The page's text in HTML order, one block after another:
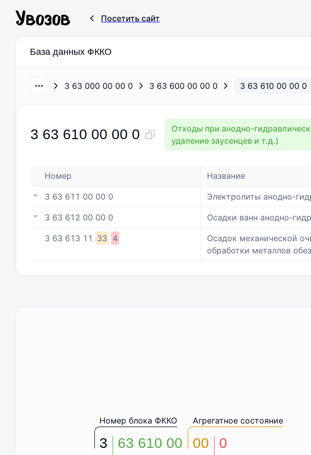
Посетить сайт
База данных ФККО
3 63 000 00 00 0 3 63 600 00 00 0 3 63 610 00 00 0
3 63 610 00 00 0
Отходы при анодно-
удаление заусенцев и т.д.)
Номер Название
3 63 611 00 00 0 Электролиты анодно-
3 63 612 00 00 0 Осадки ванн анодно-
3 63 613 11 33 4
Осадок механической
обработки металлов
3
Номер блока ФККО
63 610 00
Агрегатное состояние
00 0